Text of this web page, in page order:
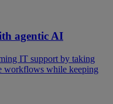
agentic AI
IT support by taking
workflows while keeping